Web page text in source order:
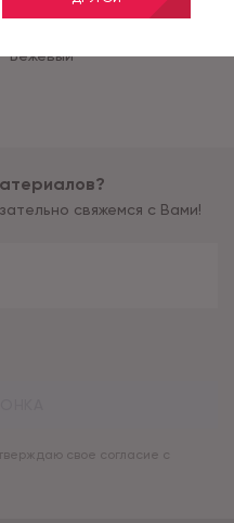
1-STRIP
Бежевый
свяжемся с Вами!
свое согласие с